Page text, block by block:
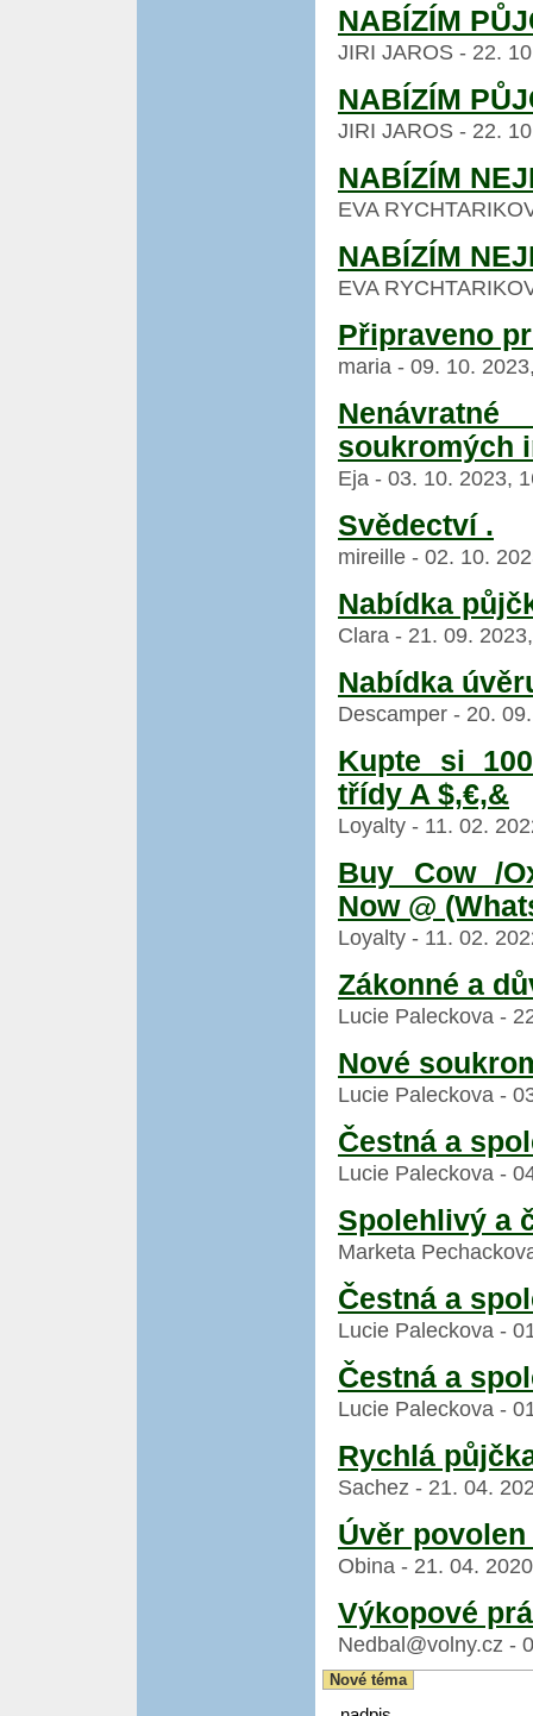
NABÍZÍM
JIRI JAROS - 22.
NABÍZÍM
JIRI JAROS - 22.
NABÍZÍM
EVA
NABÍZÍM
EVA
Připraveno
maria - 09. 10.
soukromých
Eja - 03. 10. 2023,
Svědectví .
mireille - 02. 10.
Nabídka
Clara - 21. 09.
Nabídka
Descamper - 20.
Kupte si
třídy A $,€,&
Loyalty - 11. 02.
Buy Cow /
Now @
Loyalty - 11. 02.
Zákonné a
Lucie Paleckova -
Nové
Lucie Paleckova -
Čestná a
Lucie Paleckova -
Spolehlivý a
Marketa
Čestná a
Lucie Paleckova -
Čestná a
Lucie Paleckova -
Rychlá
Sachez - 21. 04.
Úvěr
Obina - 21. 04.
Výkopové
Nedbal@volny.cz -
Nové téma